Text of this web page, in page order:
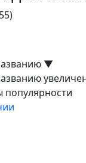
▼
популярности